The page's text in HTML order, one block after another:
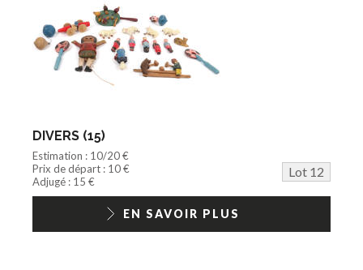
DIVERS (15)
Estimation : 10/20 €
Prix de départ : 10 €
Lot 12
Adjugé : 15 €
EN SAVOIR PLUS